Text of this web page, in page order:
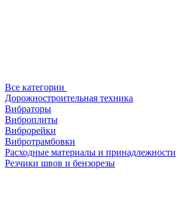
Все категории
Дорожностроительная техника
Вибраторы
Виброплиты
Виброрейки
Вибротрамбовки
Расходные материалы и принадлежности
Резчики швов и бензорезы